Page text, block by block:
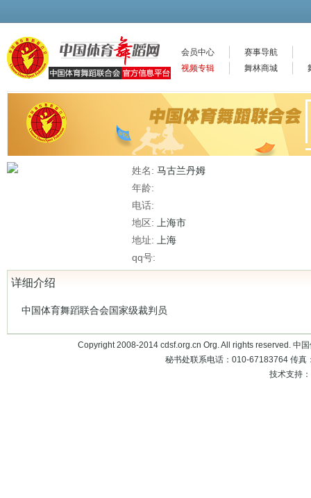
会员中心
赛事导航
视频专辑
舞林商城
姓名: 马古兰丹姆
年龄:
电话:
地区: 上海市
地址: 上海
qq号:
详细介绍
中国体育舞蹈联合会国家级裁判员
Copyright 2008-2014 cdsf.org.cn Org. All rights reserved. 中
秘书处联系电话：010-67183764 传
技术支持